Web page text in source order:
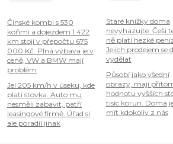
Čínské kombi s 530
koňmi a dojezdem 1 422
km stojí v přepočtu 675
000 Kč. Plná výbava je v
ceně, VW a BMW mají
problém
Jel 205 km/h v úseku, kde
platí stovka. Auto mu
nesměli zabavit, patří
leasingové firmě. Úřad si
ale poradil jinak
Staré knížky doma
nevyhazujte. Češi
ně platí hezké
Jejich prodejem se
vydělat
Působí jako všední
obrazy, mají
hodnotu vyšších
tisíc korun. Doma
mít kdokoliv z nás